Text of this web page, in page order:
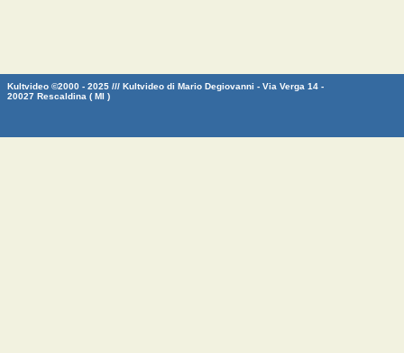
Kultvideo ©2000 - 2025 /// Kultvideo di Mario Degiovanni - Via Verga 14 -
20027 Rescaldina ( MI )